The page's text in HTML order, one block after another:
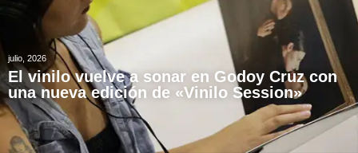
julio, 2026
El vinilo vuelve a sonar en Godoy Cruz con
una nueva edición de «Vinilo Session»